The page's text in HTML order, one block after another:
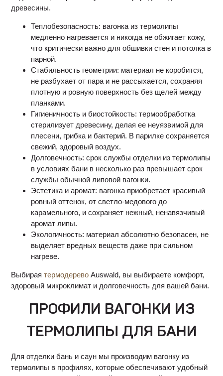
древесины.
Теплобезопасность: вагонка из термолипы
медленно нагревается и никогда не обжигает кожу,
что критически важно для обшивки стен и потолка в
парной.
Стабильность геометрии: материал не коробится,
не разбухает от пара и не рассыхается, сохраняя
плотную и ровную поверхность без щелей между
планками.
Гигиеничность и биостойкость: термообработка
стерилизует древесину, делая ее неуязвимой для
плесени, грибка и бактерий. В парилке сохраняется
свежий, здоровый воздух.
Долговечность: срок службы отделки из термолипы
в условиях бани в несколько раз превышает срок
службы обычной липовой вагонки.
Эстетика и аромат: вагонка приобретает красивый
ровный оттенок, от светло-медового до
карамельного, и сохраняет нежный, ненавязчивый
аромат липы.
Экологичность: материал абсолютно безопасен, не
выделяет вредных веществ даже при сильном
нагреве.
Выбираятермодерево Auswald, вы выбираете комфорт,
здоровый микроклимат и долговечность для вашей бани.
ПРОФИЛИ ВАГОНКИ ИЗ
ТЕРМОЛИПЫ ДЛЯ БАНИ
Для отделки бань и саун мы производим вагонку из
термолипы в профилях, которые обеспечивают удобный